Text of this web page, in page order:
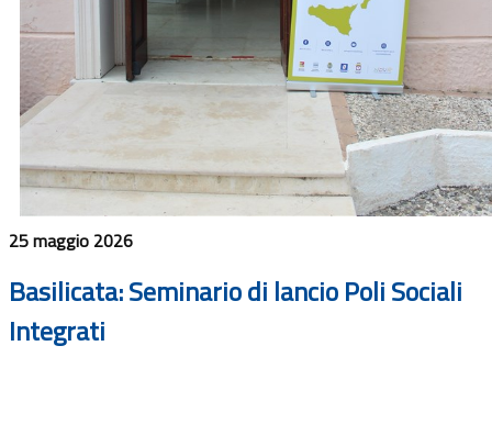
25 maggio 2026
Basilicata: Seminario di lancio Poli Sociali
Integrati